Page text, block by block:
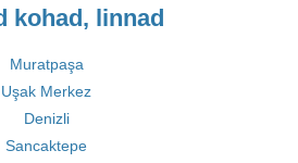
kohad, linnad
Muratpaşa
Uşak Merkez
Denizli
Sancaktepe